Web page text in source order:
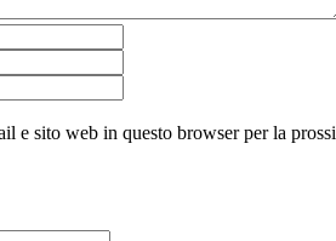
e sito web in questo browser per la